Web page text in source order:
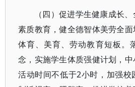
（四）促进学生健康成长
素质教育，健全德智体美劳全
体育、美育、劳动教育短板。
念，实施学生体质强健计划，
活动时间不低于2小时，加强校